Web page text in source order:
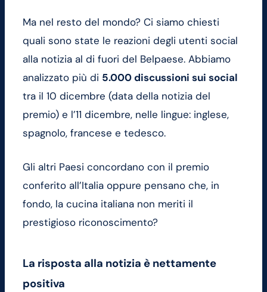
Ma nel resto del mondo? Ci siamo chiesti
quali sono state le reazioni degli utenti social
alla notizia al di fuori del Belpaese. Abbiamo
analizzato più di 5.000 discussioni sui social
tra il 10 dicembre (data della notizia del
premio) e l’11 dicembre, nelle lingue: inglese,
spagnolo, francese e tedesco.
Gli altri Paesi concordano con il premio
conferito all’Italia oppure pensano che, in
fondo, la cucina italiana non meriti il
prestigioso riconoscimento?
La risposta alla notizia è nettamente
positiva